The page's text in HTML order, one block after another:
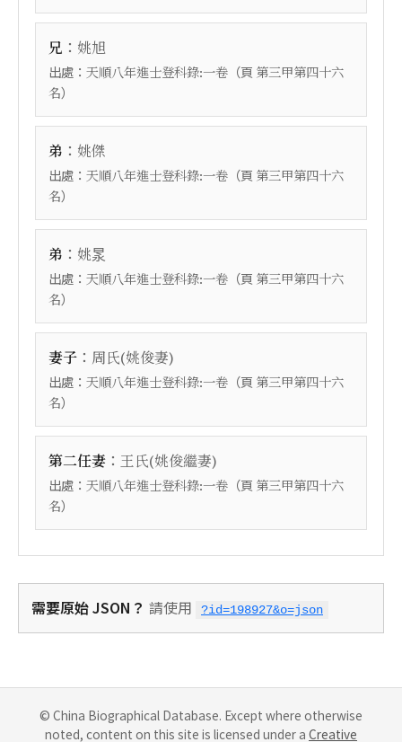
兄 ： 姚旭
出處： 天順八年進士登科錄:一卷 （頁 第三甲第四十六
名）
弟 ： 姚傑
出處： 天順八年進士登科錄:一卷 （頁 第三甲第四十六
名）
弟 ： 姚㫤
出處： 天順八年進士登科錄:一卷 （頁 第三甲第四十六
名）
妻子 ： 周氏(姚俊妻)
出處： 天順八年進士登科錄:一卷 （頁 第三甲第四十六
名）
第二任妻 ： 王氏(姚俊繼妻)
出處： 天順八年進士登科錄:一卷 （頁 第三甲第四十六
名）
需要原始 JSON？ 請使用 ?id=198927&o=json
© China Biographical Database. Except where otherwise
noted, content on this site is licensed under a Creative